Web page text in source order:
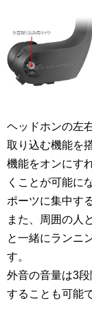
ヘッドホンの左
取り込む機能を
機能をオンにす
くことが可能に
ポーツに集中す
また、周囲の人
と一緒にランニ
す。
外音の音量は3
することも可能